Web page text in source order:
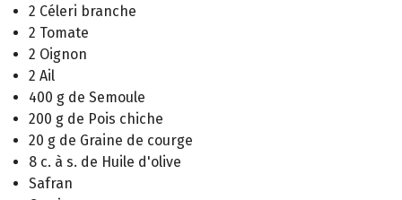
2 Céleri branche
2 Tomate
2 Oignon
2 Ail
400 g de Semoule
200 g de Pois chiche
20 g de Graine de courge
8 c. à s. de Huile d'olive
Safran